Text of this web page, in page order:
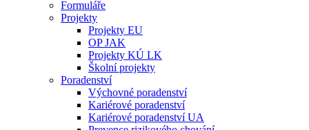
Formuláře
Projekty
Projekty EU
OP JAK
Projekty KÚ LK
Školní projekty
Poradenství
Výchovné poradenství
Kariérové poradenství
Kariérové poradenství UA